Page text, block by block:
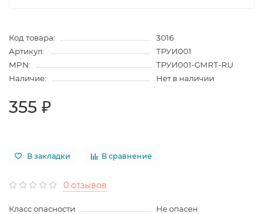
Код товара:
3016
Артикул:
ТРУИ001
MPN:
ТРУИ001-GMRT-RU
Наличие:
Нет в наличии
355 ₽
В закладки В сравнение
0 отзывов
Класс опасности
Не опасен